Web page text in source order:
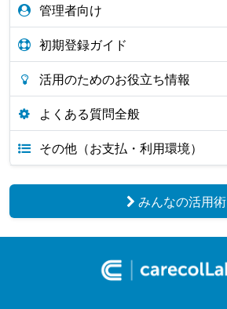
管理者向け
初期登録ガイド
活用のためのお役立ち情報
よくある質問全般
その他（お支払・利用環境）
みんなの活用術